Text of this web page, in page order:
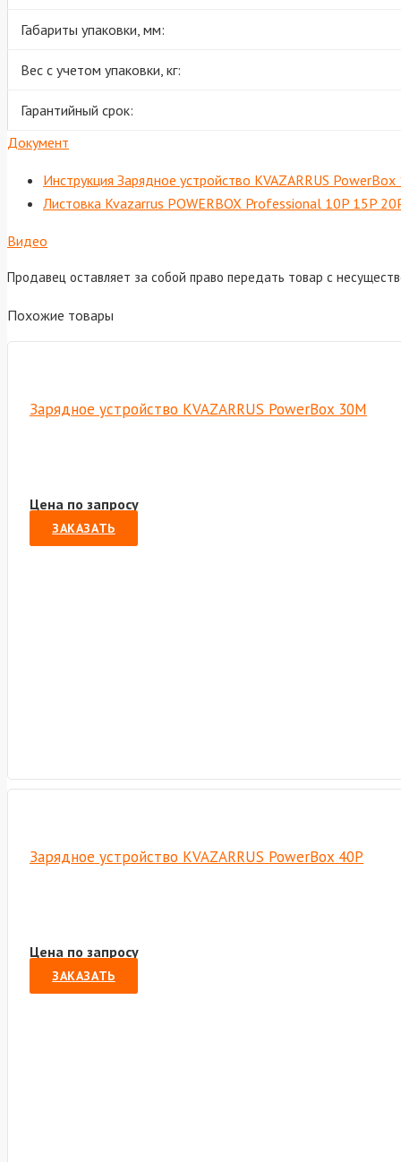
Габариты упаковки, мм:
Вес с учетом упаковки, кг:
Гарантийный срок:
Документ
Инструкция Зарядное устройство KVAZARRUS
Листовка Kvazarrus POWERBOX Professional 10P 15P
Видео
Продавец оставляет за собой право передать товар с
Похожие товары
Зарядное устройство KVAZARRUS PowerBox 30M
Цена по запросу
ЗАКАЗАТЬ
Зарядное устройство KVAZARRUS PowerBox 40P
Цена по запросу
ЗАКАЗАТЬ